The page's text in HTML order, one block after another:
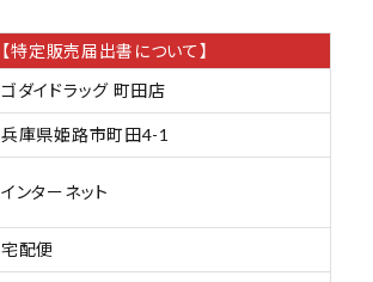
【特定販売届出書について】
ゴダイドラッグ 町田店
兵庫県姫路市町田4-1
インターネット
宅配便